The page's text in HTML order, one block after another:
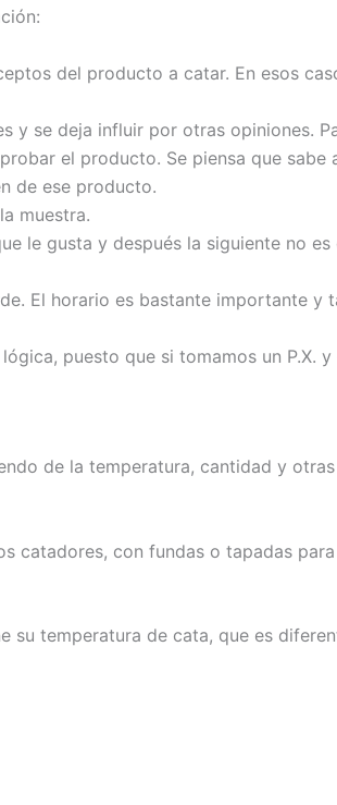
del producto a catar. En esos
se deja influir por otras opiniones.
el producto. Se piensa que sabe
de ese producto.
muestra.
le gusta y después la siguiente no
El horario es bastante importante
puesto que si tomamos un P.X.
de la temperatura, cantidad y
catadores, con fundas o tapadas
temperatura de cata, que es